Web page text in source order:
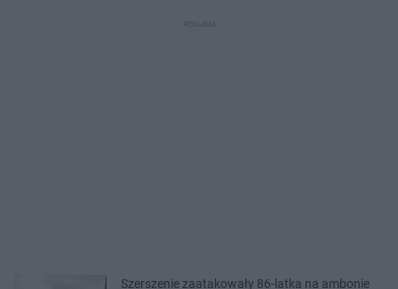
Szerszenie zaatakowały 86-latka na ambonie